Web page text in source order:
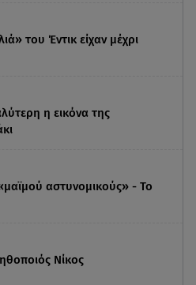
του Έντικ είχαν μέχρι
η εικόνα της
αστυνομικούς» - Το
Νίκος